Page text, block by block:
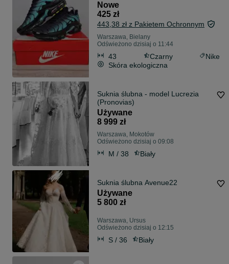
Nowe
425 zł
443,38 zł z Pakietem Ochronnym
Warszawa, Bielany
Odświeżono dzisiaj o 11:44
43 Czarny
Nike
Skóra ekologiczna
Suknia ślubna - model Lucrezia
(Pronovias)
Używane
8 999 zł
Warszawa, Mokotów
Odświeżono dzisiaj o 09:08
M / 38 Biały
Suknia ślubna Avenue22
Używane
5 800 zł
Warszawa, Ursus
Odświeżono dzisiaj o 12:15
S / 36 Biały